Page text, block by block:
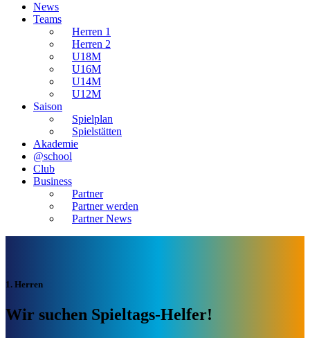
News
Teams
Herren 1
Herren 2
U18M
U16M
U14M
U12M
Saison
Spielplan
Spielstätten
Akademie
@school
Club
Business
Partner
Partner werden
Partner News
1. Herren
Wir suchen Spieltags-Helfer!